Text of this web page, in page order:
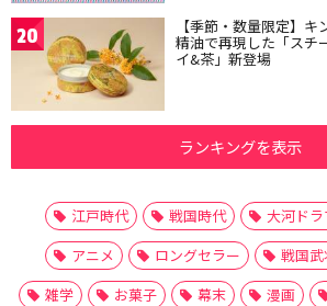
20 【季節・数量限定】
精油で再現した「スチ
イ&茶」新登場
ランキングを表示
江戸時代 戦国時代 大河ドラ
アニメ
ロングセラー 戦国
雑学
お菓子 幕末 漫画